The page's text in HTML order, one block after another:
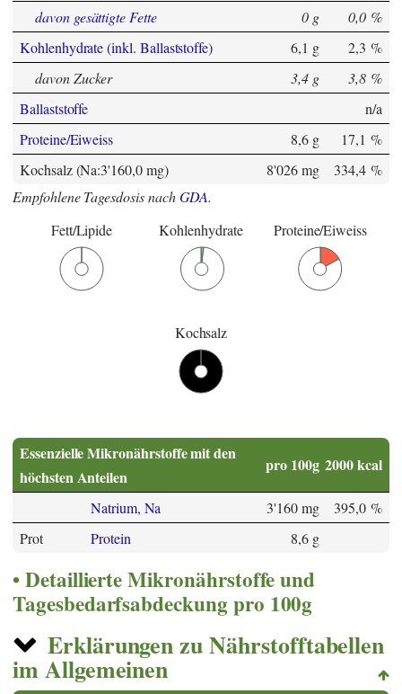
davon gesättigte Fette
0 g
0,0 %
Kohlenhydrate (inkl. Ballaststoffe)
6,1 g
2,3 %
davon Zucker
3,4 g
3,8 %
Ballaststoffe
n/a
Proteine/Eiweiss
8,6 g
17,1 %
Kochsalz (Na:3'160,0 mg)
8'026 mg
334,4 %
Empfohlene Tagesdosis nachGDA.
Fett/Lipide
Kohlenhydrate Proteine/Eiweiss
Kochsalz
Essenzielle Mikronährstoffe mit den
höchsten Anteilen
pro 100g 2000 kcal
Natrium, Na 3'160 mg
395,0 %
Prot
Protein 8,6 g
Detaillierte Mikronährstoffe und
Tagesbedarfsabdeckung pro 100g
Erklärungen zu Nährstofftabellen
im Allgemeinen